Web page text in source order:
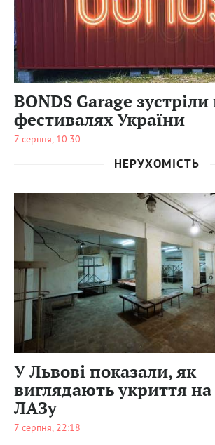
BONDS Garage зустріли
фестивалях України
7 серпня, 10:30
НЕРУХОМІСТЬ
У Львові показали, як
виглядають укриття на
ЛАЗу
7 серпня, 22:18